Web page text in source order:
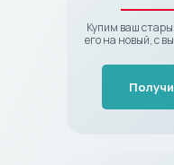
Купим ваш
его на новый, с